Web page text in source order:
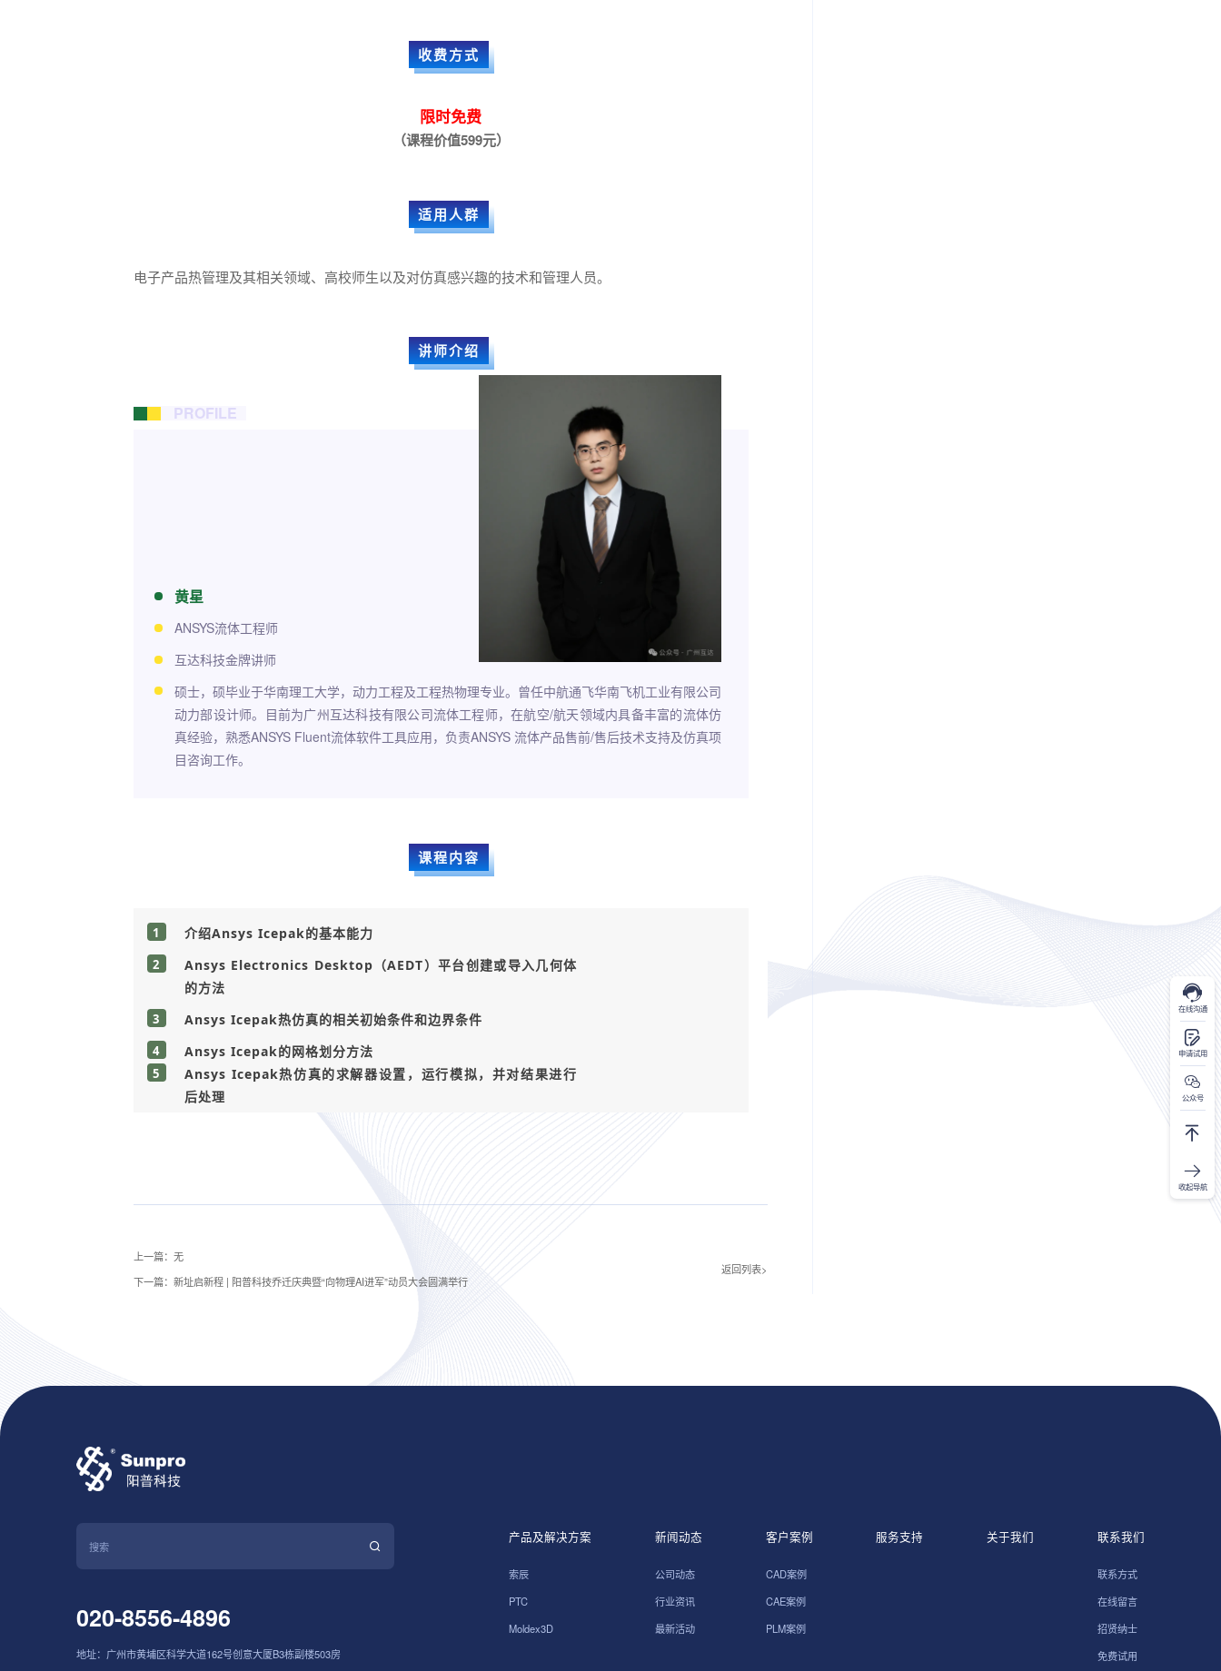
收费方式
限时免费
（课程价值599元）
适用人群
电子产品热管理及其相关领域、高校师生以及对仿真感兴趣的技术和管理人员。
讲师介绍
PROFILE
黄星
ANSYS流体工程师
互达科技金牌讲师
硕士，硕毕业于华南理工大学，动力工程及工程热物理专业。曾任中航通飞华南飞机工业有限公司
动力部设计师。目前为广州互达科技有限公司流体工程师，在航空/航天领域内具备丰富的流体仿
真经验，熟悉ANSYS Fluent流体软件工具应用，负责ANSYS 流体产品售前/售后技术支持及仿真项
目咨询工作。
课程内容
1 介绍Ansys Icepak的基本能力
2
Ansys Electronics Desktop（AEDT）平台创建或导入几何体
的方法
3 Ansys Icepak热仿真的相关初始条件和边界条件
4 Ansys Icepak的网格划分方法
5
Ansys Icepak热仿真的求解器设置，运行模拟，并对结果进行
后处理
上一篇：无
下一篇：新址启新程 | 阳普科技乔迁庆典暨“向物理AI进军”动员大会圆满举行
返回列表>
020-8556-4896
地址：广州市黄埔区科学大道162号创意大厦B3栋副楼503房
产品及解决方案
索辰
PTC
Moldex3D
新闻动态
公司动态
行业资讯
最新活动
客户案例
CAD案例
CAE案例
PLM案例
服务支持 关于我们 联系我们
联系方式
在线留言
招贤纳士
免费试用
在线沟通
申请试用
公众号
收起导航